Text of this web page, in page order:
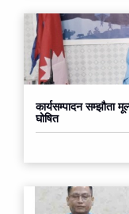
कार्यसम्पादन सम्झौता
घोषित